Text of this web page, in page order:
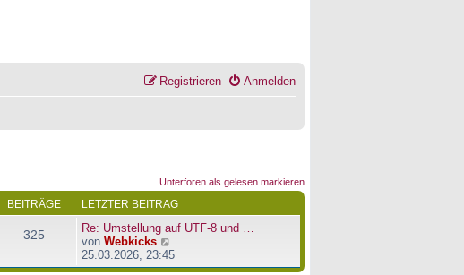
Anmelden
Registrieren
Unterforen als gelesen markieren
BEITRÄGE LETZTER BEITRAG
325
Re: Umstellung auf UTF-8 und …
von Webkicks
e
u
25.03.2026, 23:45